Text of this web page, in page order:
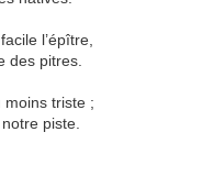
l’épître,
des pitres.
triste ;
piste.